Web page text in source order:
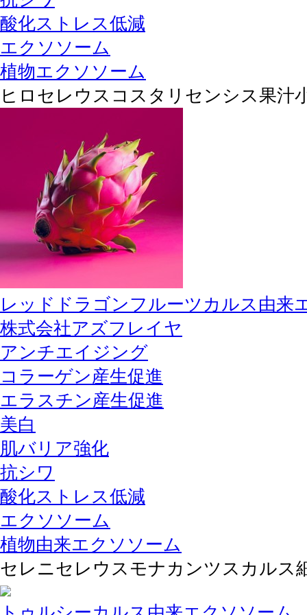
酸化ストレス低減
エクソソーム
植物エクソソーム
ヒロセレウスコスタリセンシス果汁
レッドドラゴンフルーツカルス由来
株式会社アズフレイヤ
アンチエイジング
コラーゲン産生促進
エラスチン産生促進
美白
肌バリア強化
抗シワ
酸化ストレス低減
エクソソーム
植物由来エクソソーム
セレニセレウスモナカンツスカルス